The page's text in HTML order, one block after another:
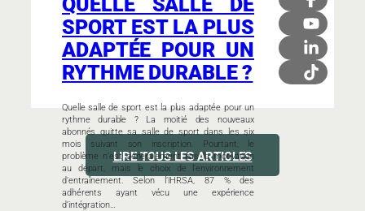
SPORT EST LA PLUS
ADAPTÉE POUR UN
RYTHME DURABLE ?
Quelle salle de sport est la plus adaptée pour un
rythme durable ? La moitié des nouveaux
abonnés quitte sa salle de sport dans les six
mois suivant son inscription. Pourtant, le
problème n’est généralement pas la motivation
au départ, mais le choix de l’environnement
d’entraînement. Selon l’IHRSA, 87 % des
adhérents ayant vécu une expérience
d’intégration…
LIRE TOUS LES ARTICLES